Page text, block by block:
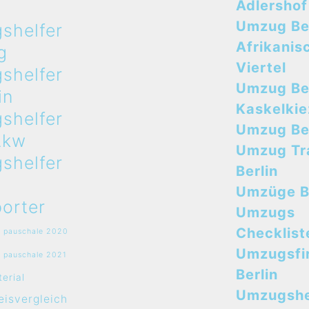
pauschale 2020
pauschale 2021
Adlershof
Umzug
Viertel
Umzug
Umzug
Umzug
Berlin
Umzüge
Umzugs
Berlin